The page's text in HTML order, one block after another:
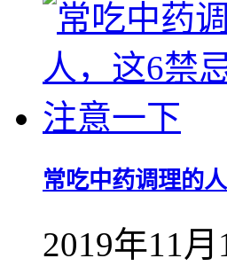
常吃中药调理的
2019年11月